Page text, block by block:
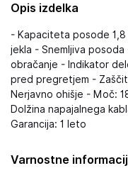
Opis izdelka
- Kapaciteta posode
jekla - Snemljiva
obračanje - Indikator
pred pregretjem -
Nerjavno ohišje - Moč:
Dolžina napajalnega
Garancija: 1 leto
Varnostne